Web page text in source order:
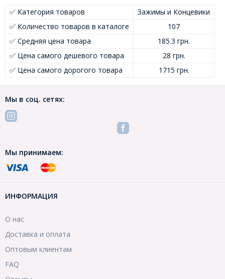
✅ Категория товаров
Зажимы и Концевики
✅ Количество товаров в каталоге
107
✅ Средняя цена товара
185.3 грн.
✅ Цена самого дешевого товара
28 грн.
✅ Цена самого дорогого товара
1715 грн.
Мы в соц. сетях:
Мы принимаем:
ИНФОРМАЦИЯ
О нас
Доставка и оплата
Оптовым клиентам
FAQ